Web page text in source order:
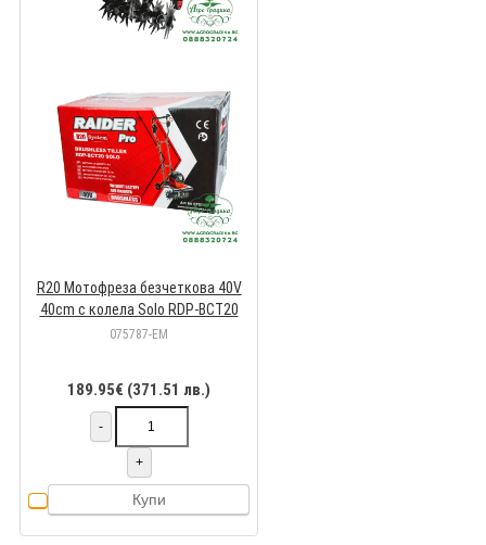
R20 Мотофреза безчеткова 40V
40cm с колела Solo RDP-BCT20
075787-EM
189.95€ (371.51 лв.)
-
+
Купи